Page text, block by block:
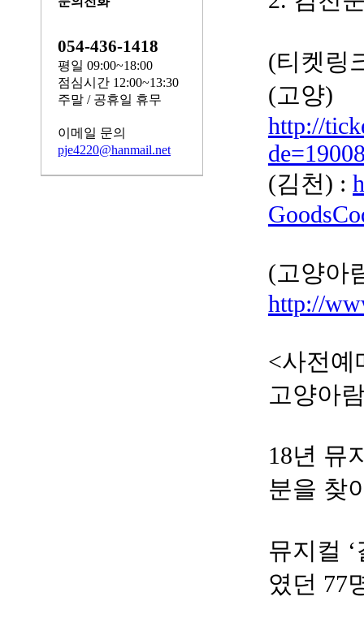
054-436-1418
평일 09:00~18:00
점심시간 12:00~13:30
주말 / 공휴일 휴무
이메일 문의
pje4220@hanmail.net
(티켓링
(고양)
http://
(김천) :
(고양아
http://
<사전예
고양아
18년 뮤
분을 찾
뮤지컬
였던 77